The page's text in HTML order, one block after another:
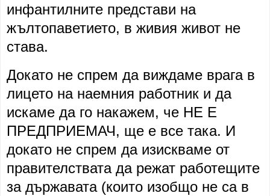
инфантилните представи на
жълтопаветието, в живия живот не
става.
Докато не спрем да виждаме врага в
лицето на наемния работник и да
искаме да го накажем, че НЕ Е
ПРЕДПРИЕМАЧ, ще е все така. И
докато не спрем да изискваме от
правителствата да режат работещите
за държавата (които изобщо не са в